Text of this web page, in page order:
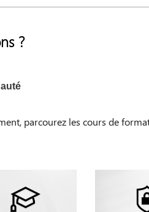
?
parcourez les cours de